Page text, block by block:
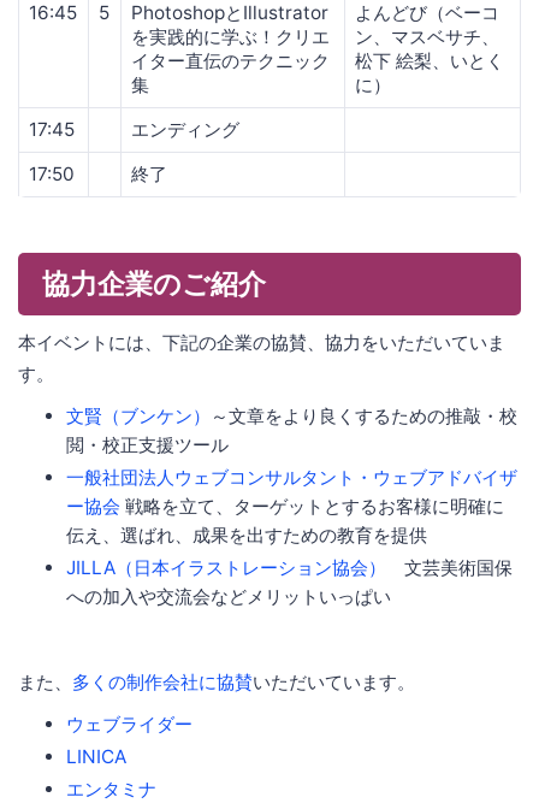
16:45 5
PhotoshopとIllustrator
を実践的に学ぶ！クリエ
イター直伝のテクニック
集
よんどび（ベーコ
ン、マスベサチ、
松下 絵梨、いとく
に）
17:45
エンディング
17:50
終了
協力企業のご紹介
本イベントには、下記の企業の協賛、協力をいただいていま
す。
文賢（ブンケン）
～文章をより良くするための推敲・校
閲・校正支援ツール
一般社団法人ウェブコンサルタント・ウェブアドバイザ
ー協会 戦略を立て、ターゲットとするお客様に明確に
伝え、選ばれ、成果を出すための教育を提供
JILLA（日本イラストレーション協会）
文芸美術国保
への加入や交流会などメリットいっぱい
また、 多くの制作会社に協賛いただいています。
ウェブライダー
LINICA
エンタミナ